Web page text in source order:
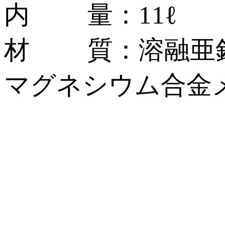
内 量：11ℓ
材 質：溶融亜
マグネシウム合金